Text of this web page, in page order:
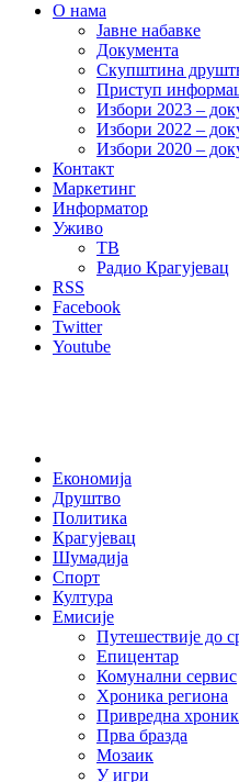
О нама
Јавне набавке
Документа
Скупштина
Приступ
Избори 2023 –
Избори 2022 –
Избори 2020 –
Контакт
Маркетинг
Информатор
Уживо
ТВ
Радио Крагујевац
RSS
Facebook
Twitter
Youtube
Економија
Друштво
Политика
Крагујевац
Шумадија
Спорт
Култура
Емисије
Путешествије до
Епицентар
Комунални сервис
Хроника региона
Привредна
Прва бразда
Мозаик
У игри